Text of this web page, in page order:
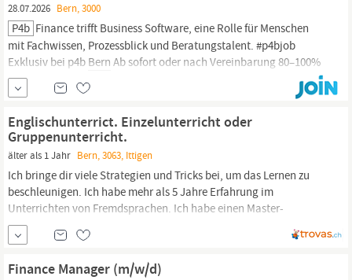
28.07.2026 Bern, 3000
P4b Finance trifft Business Software, eine Rolle für Menschen
mit Fachwissen, Prozessblick und Beratungstalent. #p4bjob
Exklusiv bei p4b Bern Ab sofort oder nach Vereinbarung 80–100%
Unbefristet Aufgaben Dein Job Du bringst dein Fachwissen aus
derFinanzbuchhaltung
in vielseitige Business Software Projekte
Hauptbuch,
Englischunterrict. Einzelunterricht oder
Gruppenunterricht.
älter als 1 Jahr Bern, 3063, Ittigen
Ich bringe dir viele Strategien und Tricks bei, um das Lernen zu
beschleunigen. Ich habe mehr als 5 Jahre Erfahrung im
Unterrichten von Fremdsprachen. Ich habe einen Master-
Abschluss in Politikwissenschaft der Universität
Schweiz (International Standard Classification of Education
Finance Manager (m/w/d)